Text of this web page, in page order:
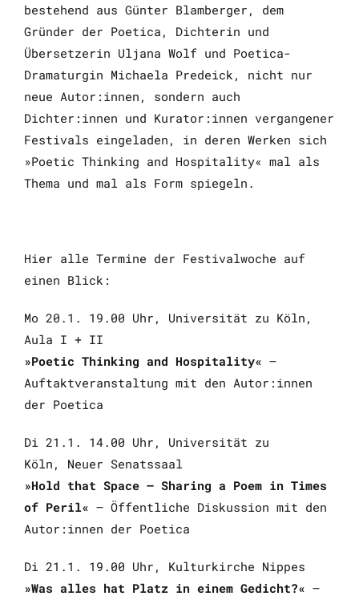
bestehend aus Günter Blamberger, dem
Gründer der Poetica, Dichterin und
Übersetzerin Uljana Wolf und Poetica-
Dramaturgin Michaela Predeick, nicht nur
neue Autor:innen, sondern auch
Dichter:innen und Kurator:innen vergangener
Festivals eingeladen, in deren Werken sich
»Poetic Thinking and Hospitality« mal als
Thema und mal als Form spiegeln.
Hier alle Termine der Festivalwoche auf
einen Blick:
Mo 20.1. 19.00 Uhr, Universität zu Köln,
Aula I + II
»Poetic Thinking and Hospitality« –
Auftaktveranstaltung mit den Autor:innen
der Poetica
Di 21.1. 14.00 Uhr, Universität zu
Köln, Neuer Senatssaal
»Hold that Space – Sharing a Poem in Times
of Peril« – Öffentliche Diskussion mit den
Autor:innen der Poetica
Di 21.1. 19.00 Uhr, Kulturkirche Nippes
»Was alles hat Platz in einem Gedicht?« –